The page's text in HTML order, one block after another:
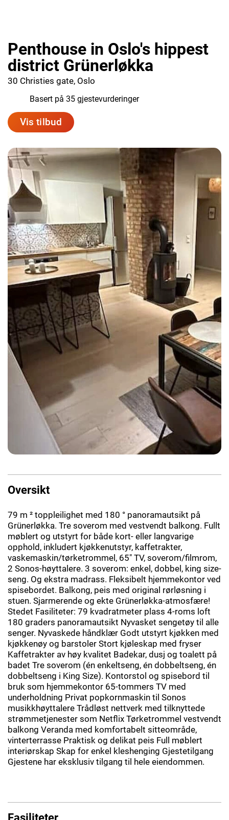
Penthouse in Oslo's hippest
district Grünerløkka
30 Christies gate, Oslo
Basert på 35 gjestevurderinger
Vis tilbud
Oversikt
79 m ² toppleilighet med 180 ° panoramautsikt på
Grünerløkka. Tre soverom med vestvendt balkong. Fullt
møblert og utstyrt for både kort- eller langvarige
opphold, inkludert kjøkkenutstyr, kaffetrakter,
vaskemaskin/tørketrommel, 65" TV, soverom/filmrom,
2 Sonos-høyttalere. 3 soverom: enkel, dobbel, king size-
seng. Og ekstra madrass. Fleksibelt hjemmekontor ved
spisebordet. Balkong, peis med original rørløsning i
stuen. Sjarmerende og ekte Grünerløkka-atmosfære!
Stedet Fasiliteter: 79 kvadratmeter plass 4-roms loft
180 graders panoramautsikt Nyvasket sengetøy til alle
senger. Nyvaskede håndklær Godt utstyrt kjøkken med
kjøkkenøy og barstoler Stort kjøleskap med fryser
Kaffetrakter av høy kvalitet Badekar, dusj og toalett på
badet Tre soverom (én enkeltseng, én dobbeltseng, én
dobbeltseng i King Size). Kontorstol og spisebord til
bruk som hjemmekontor 65-tommers TV med
underholdning Privat popkornmaskin til Sonos
musikkhøyttalere Trådløst nettverk med tilknyttede
strømmetjenester som Netflix Tørketrommel vestvendt
balkong Veranda med komfortabelt sitteområde,
vinterterrasse Praktisk og delikat peis Full møblert
interiørskap Skap for enkel kleshenging Gjestetilgang
Gjestene har eksklusiv tilgang til hele eiendommen.